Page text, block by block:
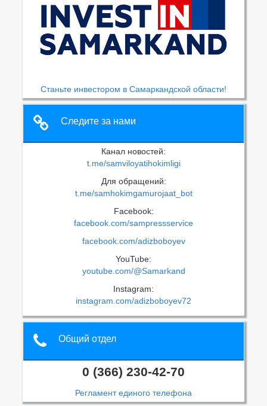
Станьте инвестором в Самаркандской области!
Следите за нами
Канал новостей:
t.me/samviloyatihokimligi
Для обращений:
t.me/samhokimgamurojaat_bot
Facebook:
facebook.com/sampressservice
facebook.com/adizboboyev
YouTube:
youtube.com/@Samarkand
Instagram:
instagram.com/adizboboyev72
Общий отдел
0 (366) 230-42-70
Регламент единого телефона